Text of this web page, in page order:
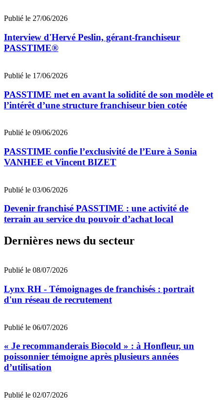
Publié le 27/06/2026
Interview d'Hervé Peslin, gérant-franchiseur
PASSTIME®
Publié le 17/06/2026
PASSTIME met en avant la solidité de son modèle et
l’intérêt d’une structure franchiseur bien cotée
Publié le 09/06/2026
PASSTIME confie l’exclusivité de l’Eure à Sonia
VANHEE et Vincent BIZET
Publié le 03/06/2026
Devenir franchisé PASSTIME : une activité de
terrain au service du pouvoir d’achat local
Dernières news du secteur
Publié le 08/07/2026
Lynx RH - Témoignages de franchisés : portrait
d'un réseau de recrutement
Publié le 06/07/2026
« Je recommanderais Biocold » : à Honfleur, un
poissonnier témoigne après plusieurs années
d’utilisation
Publié le 02/07/2026